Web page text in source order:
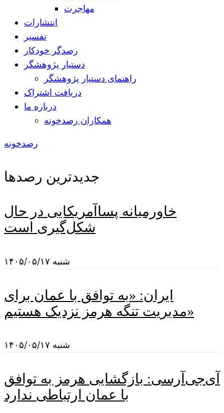
مهاجرت
انتشارات
تفسیر
رصدگر خودکار
دستیار پژوهشگر
راهنمای دستیار پژوهشگر
دریافت اشتراک
درباره ما
همکاران رصدخونه
رصدخونه
جدیدترین رصدها
خاورمیانه پساآمریکایی در حال
شکل‌گیری است
شنبه ۱۴۰۵/۰۵/۱۷
ایران: «به توافق با عمان برای
مدیریت تنگه هرمز نزدیک هستیم»
شنبه ۱۴۰۵/۰۵/۱۷
آی‌جی‌آرسی: بازگشایی هرمز به توافق
با عمان ارتباطی ندارد